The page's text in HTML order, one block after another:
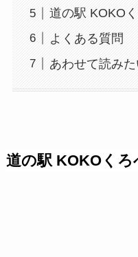
道の駅 KOKO
よくある質問
あわせて読み
道の駅 KOKOくろ